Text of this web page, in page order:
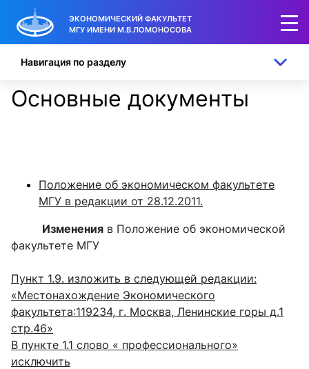
ЭКОНОМИЧЕСКИЙ ФАКУЛЬТЕТ
МГУ ИМЕНИ М.В.ЛОМОНОСОВА
Основные документы
Навигация по разделу
Положение об экономическом факультете
МГУ в редакции от 28.12.2011.
Изменения в Положение об экономической
факультете МГУ
Пункт 1.9. изложить в следующей редакции:
«Местонахождение Экономического
факультета:119234, г. Москва, Ленинские горы д.1
стр.46»
В пункте 1.1 слово « профессионального»
исключить